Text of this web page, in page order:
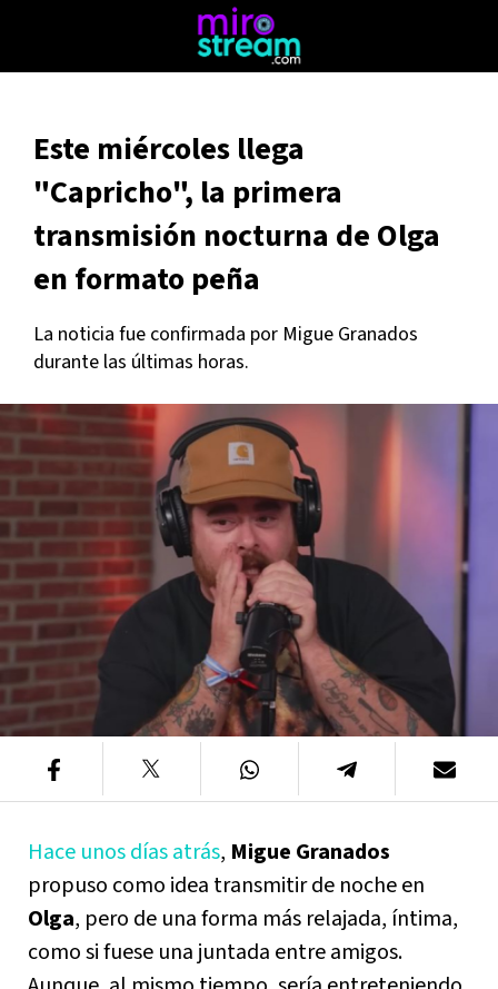
Este miércoles llega
"Capricho", la primera
transmisión nocturna de Olga
en formato peña
La noticia fue confirmada por Migue Granados
durante las últimas horas.
Hace unos días atrás, Migue Granados
propuso como idea transmitir de noche en
Olga, pero de una forma más relajada, íntima,
como si fuese una juntada entre amigos.